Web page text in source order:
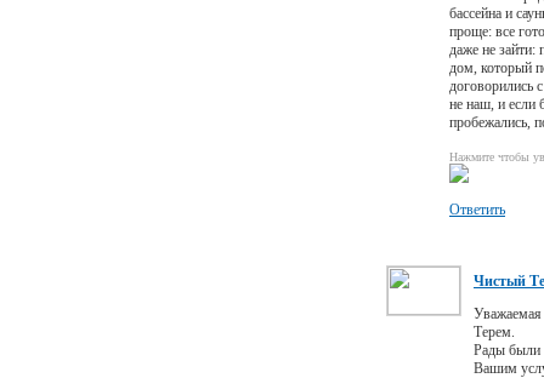
бассейна и
проще: все
даже не зайти:
дом, который
договорились
не наш, и если
пробежались,
Нажмите чтобы
Ответить
Чистый
Терем.
Рады были
Вашим